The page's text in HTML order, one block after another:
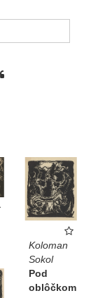
Koloman
Sokol
Pod
oblôčkom